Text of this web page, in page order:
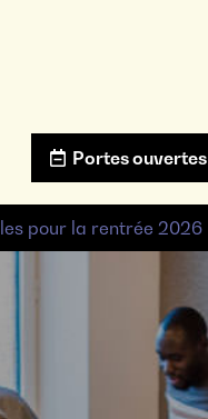
pour la rentrée 2026
Portes ouvertes